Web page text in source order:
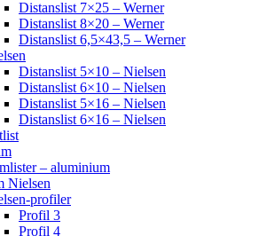
Distanslist 7×25 – Werner
Distanslist 8×20 – Werner
Distanslist 6,5×43,5 – Werner
Distanslist 5×10 – Nielsen
Distanslist 6×10 – Nielsen
Distanslist 5×16 – Nielsen
Distanslist 6×16 – Nielsen
– aluminium
Nielsen
profiler
Profil 3
Profil 4